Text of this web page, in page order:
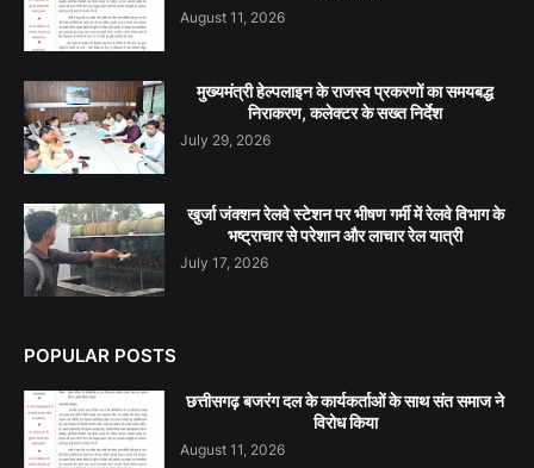
August 11, 2026
मुख्यमंत्री हेल्पलाइन के राजस्व प्रकरणों का समयबद्ध
निराकरण, कलेक्टर के सख्त निर्देश
July 29, 2026
खुर्जा जंक्शन रेलवे स्टेशन पर भीषण गर्मी में रेलवे विभाग के
भष्ट्राचार से परेशान और लाचार रेल यात्री
July 17, 2026
POPULAR POSTS
छत्तीसगढ़ बजरंग दल के कार्यकर्ताओं के साथ संत समाज ने
विरोध किया
August 11, 2026